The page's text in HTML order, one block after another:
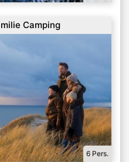
Camping
6 Pers.